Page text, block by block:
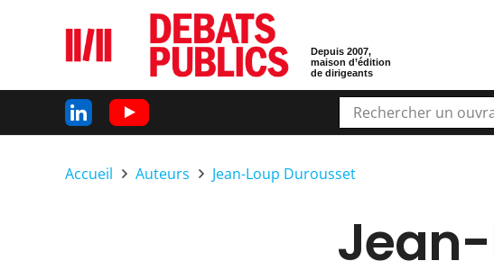
Depuis 2007,
maison d’édition
de dirigeants
Accueil Auteurs Jean-Loup Durousset